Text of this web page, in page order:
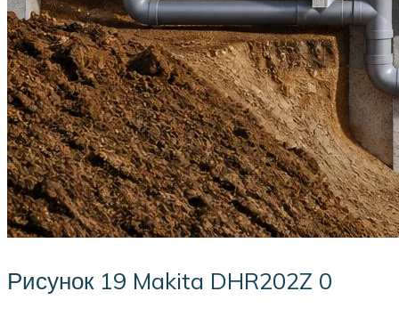
Рисунок 19 Makita DHR202Z 0